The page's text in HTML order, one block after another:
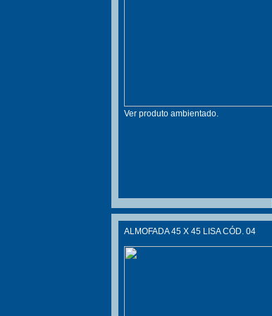
Ver produto ambientado.
ALMOFADA 45 X 45 LISA CÓD. 04